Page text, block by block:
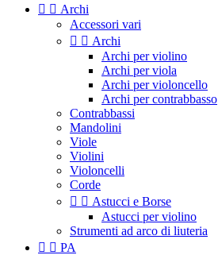
  Archi
Accessori vari
  Archi
Archi per violino
Archi per viola
Archi per violoncello
Archi per contrabbasso
Contrabbassi
Mandolini
Viole
Violini
Violoncelli
Corde
  Astucci e Borse
Astucci per violino
Strumenti ad arco di liuteria
  PA